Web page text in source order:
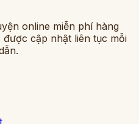
online miễn phí hàng
cập nhật liên tục mỗi